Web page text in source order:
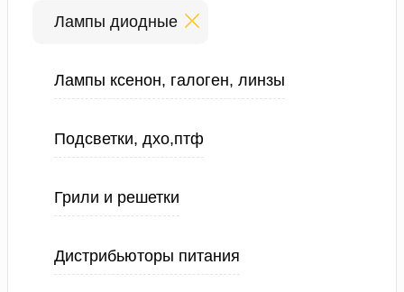
Лампы диодные
Лампы ксенон, галоген, линзы
Подсветки, дхо,птф
Грили и решетки
Дистрибьюторы питания